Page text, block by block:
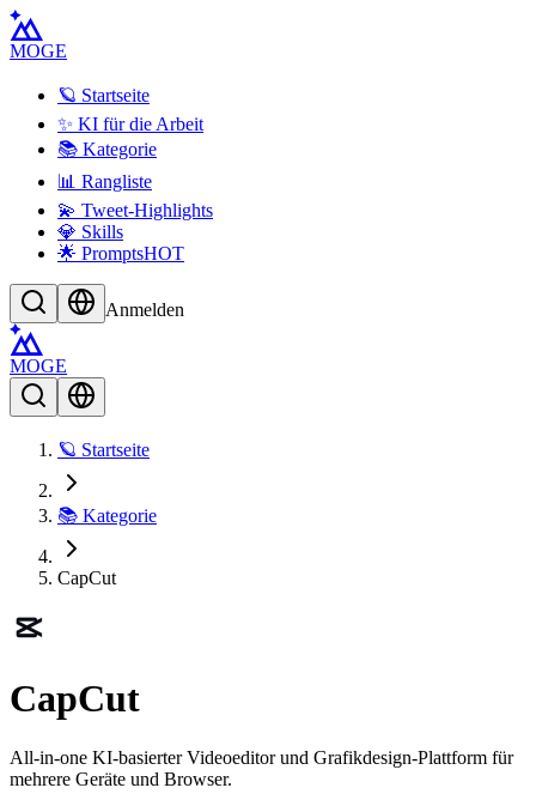
MOGE
🪐 Startseite
✨ KI für die Arbeit
📚 Kategorie
📊 Rangliste
💫 Tweet-Highlights
💎 Skills
🌟 PromptsHOT
Anmelden
MOGE
🪐 Startseite
📚 Kategorie
CapCut
CapCut
All-in-one KI-basierter Videoeditor und Grafikdesign-Plattform für
mehrere Geräte und Browser.